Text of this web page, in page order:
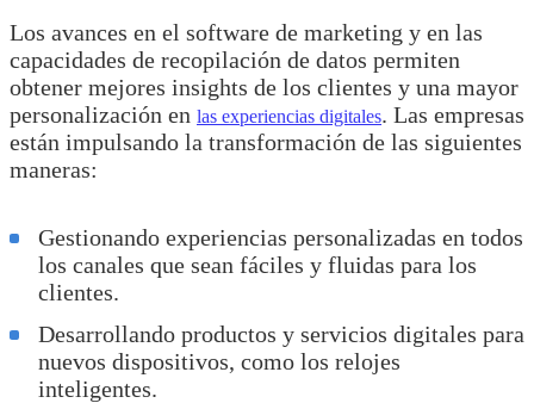
Los avances en el software de marketing y en las
capacidades de recopilación de datos permiten
obtener mejores insights de los clientes y una mayor
personalización en las experiencias digitales. Las empresas
están impulsando la transformación de las siguientes
maneras:
Gestionando experiencias personalizadas en todos
los canales que sean fáciles y fluidas para los
clientes.
Desarrollando productos y servicios digitales para
nuevos dispositivos, como los relojes
inteligentes.